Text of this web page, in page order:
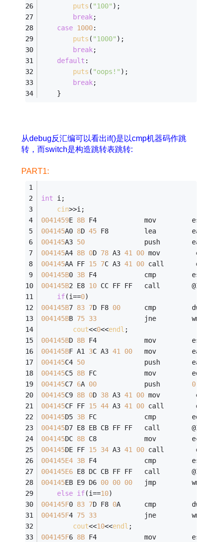
puts ( "100" );
break;
case 1000:
puts ( "1000" );
break;
default :
puts ( "oops!" );
break;
	}
从debug反汇编可以看出if()是以cmp机器码作跳
转，而switch是构造跳转表跳转:
PART1:
int i;
cin>>i;
0041459E 8B F4            mov
004145A0 8D 45 F8         lea
004145A3 50
               push        eax
004145A4 8B 0D 78 A3 41 00 mov         ecx,dword
004145AA FF 15 7C A3 41 00 call        dword
004145B0 3B F4            cmp
004145B2 E8 10 CC FF FF   call        @ILT+
if(i==0)
004145B7 83 7D F8 00
cmp         dword
004145BB 75 33
            jne         wmain+
cout<<0<<endl ;
004145BD 8B F4            mov
004145BF A1 3C A3 41 00
mov
004145C4 50
               push        eax
004145C5 8B FC            mov
004145C7 6A 00
            push
0
004145C9 8B 0D 38 A3 41 00 mov
004145CF FF 15 44 A3 41 00 call        dword
004145D5 3B FC            cmp
004145D7 E8 EB CB FF FF   call        @ILT+
004145DC 8B C8            mov
004145DE FF 15 34 A3 41 00 call        dword
004145E4 3B F4            cmp
004145E6 E8 DC CB FF FF   call        @ILT+
004145EB E9 D6 00 00 00
   jmp         wmain+
else if(i==10)
004145F0 83 7D F8 0A      cmp         dword
004145F4 75 33
            jne         wmain+
cout<<10<<endl ;
004145F6 8B F4            mov